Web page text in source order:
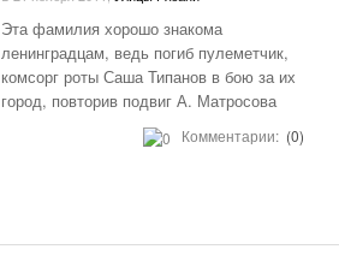
Эта фамилия хорошо знакома
ленинградцам, ведь погиб пулеметчик,
комсорг роты Саша Типанов в бою за их
город, повторив подвиг А. Матросова
Комментарии: (0)